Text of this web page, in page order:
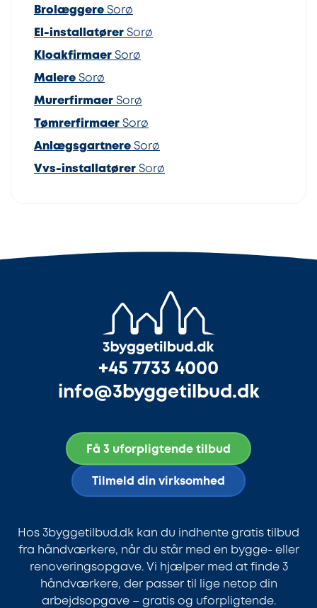
Brolæggere Sorø
El-installatører Sorø
Kloakfirmaer Sorø
Malere Sorø
Murerfirmaer Sorø
Tømrerfirmaer Sorø
Anlægsgartnere Sorø
Vvs-installatører Sorø
+45 7733 4000
info@3byggetilbud.dk
Få 3 uforpligtende tilbud
Tilmeld din virksomhed
Hos 3byggetilbud.dk kan du indhente gratis tilbud
fra håndværkere, når du står med en bygge- eller
renoveringsopgave. Vi hjælper med at finde 3
håndværkere, der passer til lige netop din
arbejdsopgave – gratis og uforpligtende.